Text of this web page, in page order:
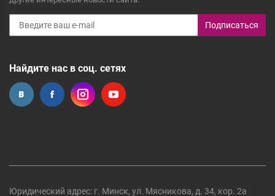
Подписаться
Найдите нас в соц. сетях
Юридический адрес: г. Минск, ул. Мясникова, д. 34, кор. 2а